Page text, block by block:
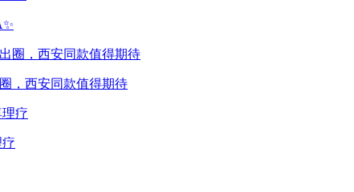
，西安同款值得期待